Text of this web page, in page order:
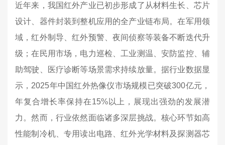
近年来，我国红外产业已初步形成了从材料生长、芯片
设计、器件封装到整机应用的全产业链布局。在军用领
域，红外制导、红外预警、夜间侦察等装备不断迭代升
级；在民用市场，电力巡检、工业测温、安防监控、辅
助驾驶、医疗诊断等场景需求持续放量。据行业数据显
示，2025年中国红外热像仪市场规模已突破300亿元，
年复合增长率保持在15%以上，展现出强劲的发展潜
力。然而，行业依然面临诸多深层挑战。核心环节如高
性能制冷机、专用读出电路、红外光学材料及探测器芯